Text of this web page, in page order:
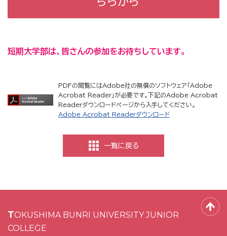
短期大学部は、皆さんの参加をお待ちしています。
PDFの閲覧にはAdobe社の無償のソフトウェア「Adobe
Acrobat Reader」が必要です。下記のAdobe Acrobat
Readerダウンロードページから入手してください。
Adobe Acrobat Readerダウンロード
一覧に戻る
TOKUSHIMA BUNRI UNIVERSITY JUNIOR
COLLEGE